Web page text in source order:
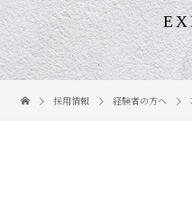
採用情報 経験者の方へ